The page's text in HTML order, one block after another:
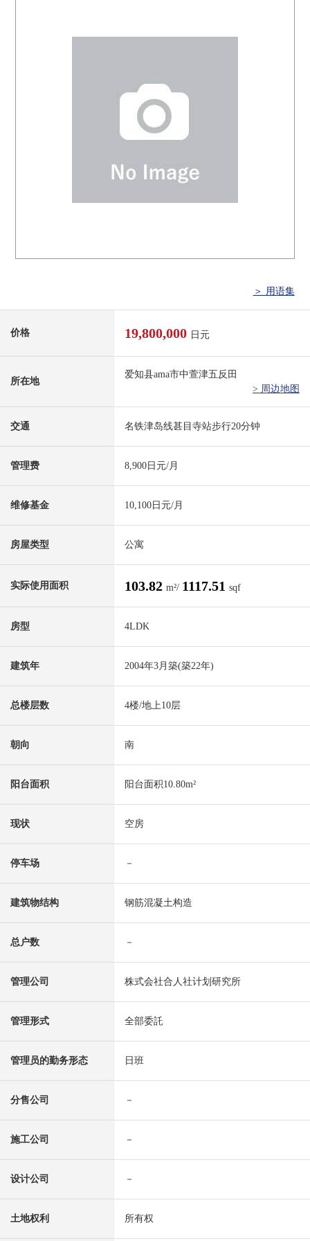
＞ 用语集
价格 19,800,000 日元
所在地
爱知县ama市中萱津五反田
> 周边地图
交通 名铁津岛线甚目寺站步行20分钟
管理费 8,900日元/月
维修基金 10,100日元/月
房屋类型 公寓
实际使用面积 103.82 m²/ 1117.51 sqf
房型 4LDK
建筑年 2004年3月築(築22年)
总楼层数 4楼/地上10层
朝向 南
阳台面积 阳台面积10.80m²
现状 空房
停车场 －
建筑物结构 钢筋混凝土构造
总户数 －
管理公司 株式会社合人社计划研究所
管理形式 全部委託
管理员的勤务形态 日班
分售公司 －
施工公司 －
设计公司 －
土地权利 所有权